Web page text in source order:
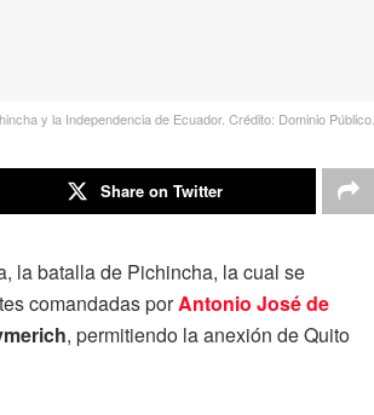
y la Independencia de Ecuador. Crédito: Dominio Público.
Share on Twitter
la batalla de Pichincha, la cual se
comandadas porAntonio José de
, permitiendo la anexión de Quito